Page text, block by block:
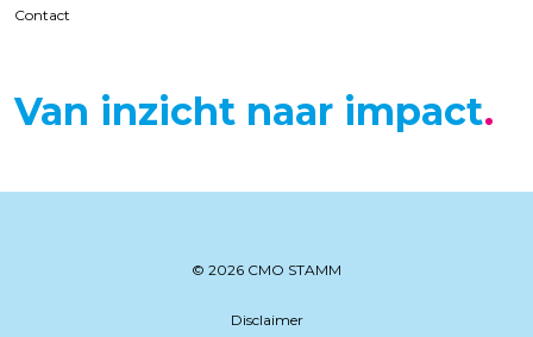
Contact
Van inzicht naar impact
© 2026 CMO STAMM
Disclaimer